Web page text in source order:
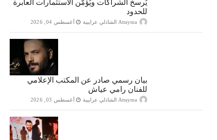
يُرسخ الشراكات ويُؤمّن الاستثمارات العابرة
للحدود
Attayma الشاذلي عرايبية أغسطس 04, 2026
بيان رسمي صادر عن المكتب الإعلامي
للفنان رامي عياش
Attayma الشاذلي عرايبية أغسطس 03, 2026